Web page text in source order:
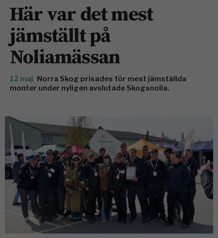
Här var det mest
jämställt på
Noliamässan
12 maj
Norra Skog prisades för mest jämställda
monter under nyligen avslutade Skogsnolia.